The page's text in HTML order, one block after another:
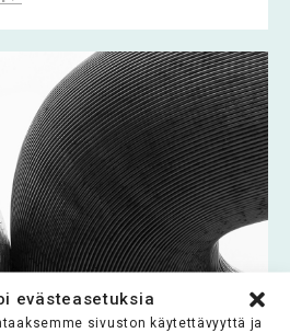
evästeasetuksia
sivuston käytettävyyttä ja